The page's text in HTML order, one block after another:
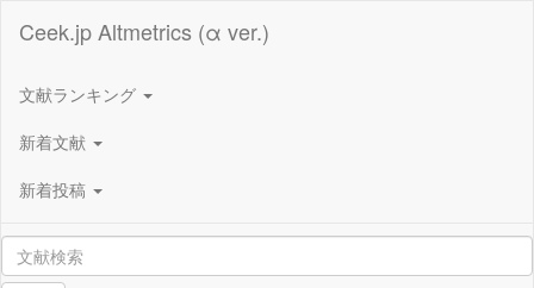
Ceek.jp Altmetrics (α ver.)
文献ランキング
新着文献
新着投稿